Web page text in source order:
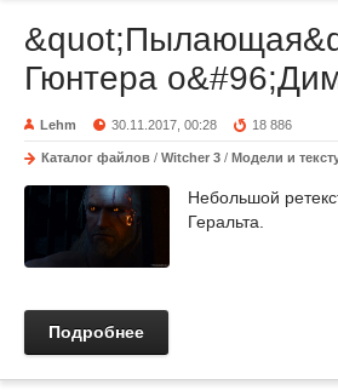
Гюнтера
Lehm 30.11.2017, 00:28 18 886
Каталог файлов / Witcher 3 / Модели и
Небольшой
Геральта.
Подробнее